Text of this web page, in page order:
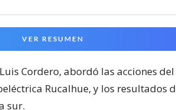
VER RESUMEN
Cordero, abordó las acciones
Rucalhue, y los resultados
sur.